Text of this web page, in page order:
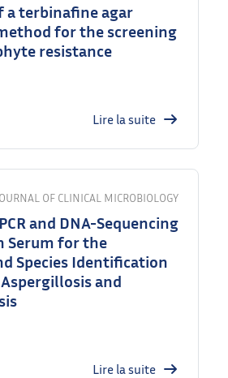
a terbinafine agar
for the screening
resistance
Lire la suite
OF CLINICAL MICROBIOLOGY
and DNA-Sequencing
Serum for the
Species Identification
and
Lire la suite